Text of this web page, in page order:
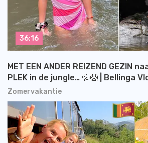
Zomervakantie
MET EEN ANDER REIZEND GEZIN
PLEK in de jungle… 💦😱 | Bellinga
36:16